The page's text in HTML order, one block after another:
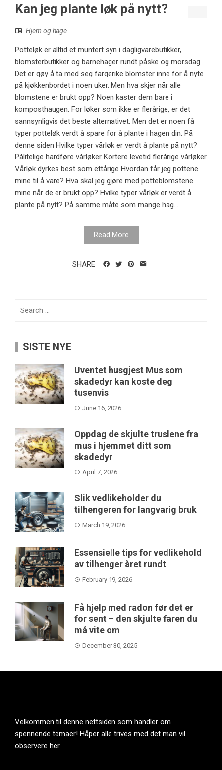
Kan jeg plante løk på nytt?
Hjem og hage
Potteløk er alltid et muntert syn i dagligvarebutikker,
blomsterbutikker og barnehager rundt påske og morsdag.
Det er gøy å ta med seg fargerike blomster inne for å nyte
på kjøkkenbordet i noen uker. Men hva skjer når alle
blomstene er brukt opp? Noen kaster dem bare i
komposthaugen. For løker som ikke er flerårige, er det
sannsynligvis det beste alternativet. Men det er noen få
typer potteløk verdt å spare for å plante i hagen din. På
denne siden Hvilke typer vårløk er verdt å plante på nytt?
Pålitelige hardføre vårløker Kortere levetid flerårige vårløker
Vårløk dyrkes best som ettårige Hvordan får jeg pottene
mine til å vare? Hva skal jeg gjøre med potteblomstene
mine når de er brukt opp? Hvilke typer vårløk er verdt å
plante på nytt? På samme måte som mange hag...
Read More
SHARE
SISTE NYE
Uventet husgjest Mus som
skadedyr kan koste deg
tusenvis
June 16, 2026
Oppdag de skjulte truslene fra
mus i hjemmet ditt som
skadedyr
April 7, 2026
Slik vedlikeholder du
tilhengeren for langvarig bruk
March 19, 2026
Essensielle tips for vedlikehold
av tilhenger året rundt
February 19, 2026
Få hjelp med radon før det er
for sent – den skjulte faren du
må vite om
December 30, 2025
Velkommen til denne nettsiden som handler om
spennende temaer! Håper alle trives med det man vil
observere her.